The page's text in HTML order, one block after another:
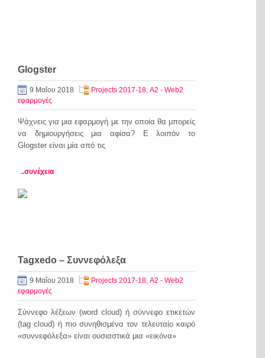
Glogster
9 Μαΐου 2018 Projects 2017-18, Α2 - Web2
εφαρμογές
Ψάχνεις για μια εφαρμογή με την οποία θα μπορείς
να δημιουργήσεις μια αφίσα? Ε λοιπόν το
Glogster είναι μία από τις
..συνέχεια
Tagxedo – Συννεφόλεξα
9 Μαΐου 2018 Projects 2017-18, Α2 - Web2
εφαρμογές
Σύννεφο λέξεων (word cloud) ή σύννεφο ετικετών
(tag cloud) ή πιο συνηθισμένα τον τελευταίο καιρό
«συννεφόλεξα» είναι ουσιαστικά μια «εικόνα»